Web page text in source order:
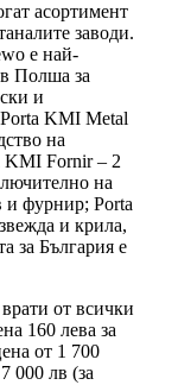
асортимент
заводи.
е най-
Полша за
и
KMI Metal
на
KMI Fornir – 2
на
и фурнир; Porta
и крила,
за България е
от всички
160 лева за
от 1 700
000 лв (за